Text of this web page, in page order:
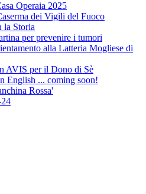
Operaia 2025
dei Vigili del Fuoco
la Storia
per prevenire i tumori
alla Latteria Mogliese di
AVIS per il Dono di Sè
English ... coming soon!
Rossa'